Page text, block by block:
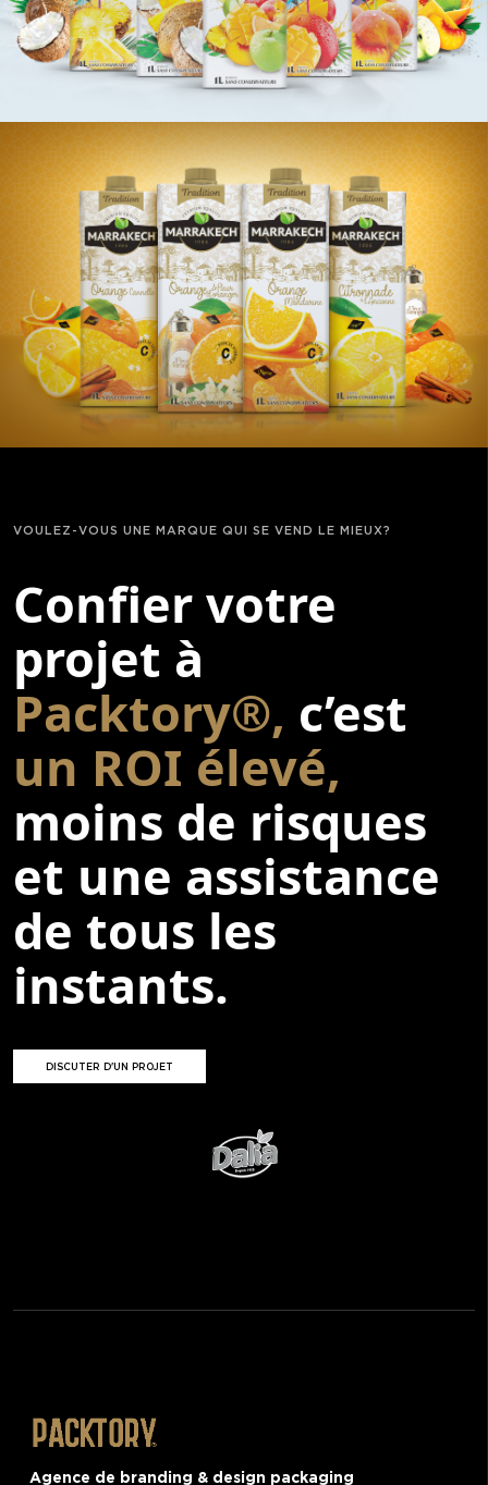
VOULEZ-VOUS UNE MARQUE QUI SE VEND LE MIEUX?
Confier votre
projet à
Packtory®, c’est
un ROI élevé,
moins de risques
et une assistance
de tous les
instants.
DISCUTER D'UN PROJET
Agence de branding & design packaging